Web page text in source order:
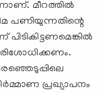
മീറത്തില്‍
പണിയുന്നതിന്റെ
പ്രഖ്യാപനം